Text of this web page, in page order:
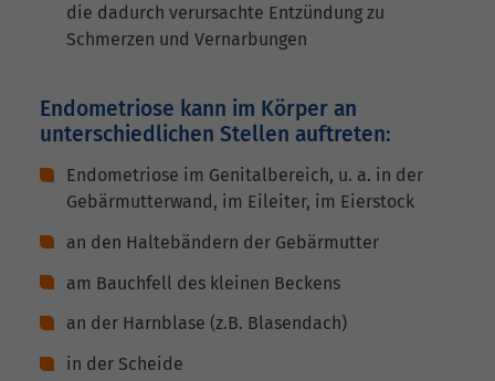
die dadurch verursachte Entzündung zu
Schmerzen und Vernarbungen
Endometriose kann im Körper an
unterschiedlichen Stellen auftreten:
Endometriose im Genitalbereich, u. a. in der
Gebärmutterwand, im Eileiter, im Eierstock
an den Haltebändern der Gebärmutter
am Bauchfell des kleinen Beckens
an der Harnblase (z.B. Blasendach)
in der Scheide